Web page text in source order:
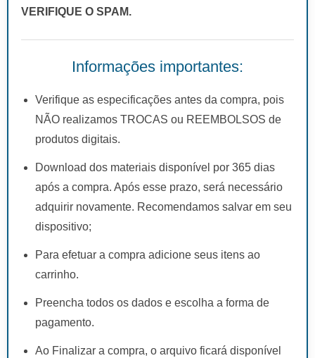
VERIFIQUE O SPAM.
Informações importantes:
Verifique as especificações antes da compra, pois
NÃO realizamos TROCAS ou REEMBOLSOS de
produtos digitais.
Download dos materiais disponível por 365 dias
após a compra. Após esse prazo, será necessário
adquirir novamente. Recomendamos salvar em seu
dispositivo;
Para efetuar a compra adicione seus itens ao
carrinho.
Preencha todos os dados e escolha a forma de
pagamento.
Ao Finalizar a compra, o arquivo ficará disponível